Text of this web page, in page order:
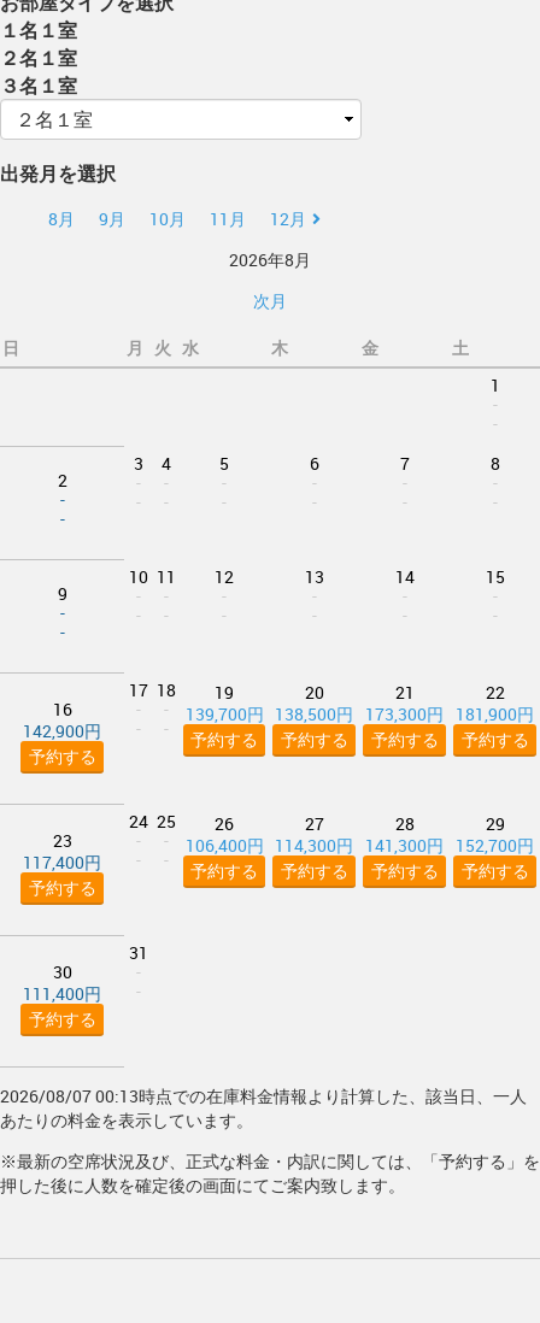
１名１室
２名１室
３名１室
出発月を選択
8月 9月 10月 11月
12月
2026年8月
次月
日 月 火 水 木 金
土
1
-
-
2
-
-
3
-
-
4
-
-
5
-
-
6
-
-
7
-
-
8
-
-
9
-
-
10
-
-
11
-
-
12
-
-
13
-
-
14
-
-
15
-
-
16
142,900円
予約する
17
-
-
18
-
-
19
139,700円
予約する
20
138,500円
予約する
21
173,300円
予約する
22
181,900円
予約する
23
117,400円
予約する
24
-
-
25
-
-
26
106,400円
予約する
27
114,300円
予約する
28
141,300円
予約する
29
152,700円
予約する
30
111,400円
予約する
31
-
-
2026/08/07 00:13時点での在庫料金情報より計算した、該当日、一人
あたりの料金を表示しています。
※最新の空席状況及び、正式な料金・内訳に関しては、「予約する」を
押した後に人数を確定後の画面にてご案内致します。